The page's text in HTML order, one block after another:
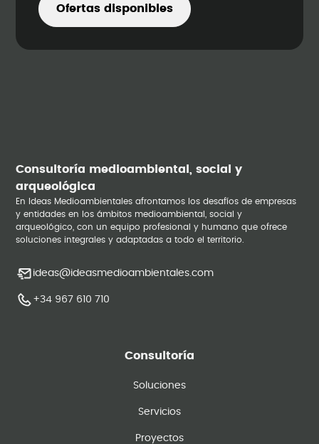
Ofertas disponibles
Consultoría medioambiental, social y
arqueológica
En Ideas Medioambientales afrontamos los desafíos de empresas
y entidades en los ámbitos medioambiental, social y
arqueológico, con un equipo profesional y humano que ofrece
soluciones integrales y adaptadas a todo el territorio.
ideas@ideasmedioambientales.com
+34 967 610 710
Consultoría
Soluciones
Servicios
Proyectos